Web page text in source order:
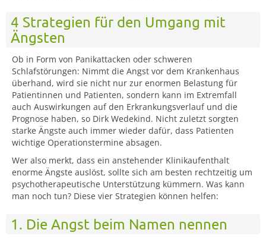
4 Strategien für den Umgang mit
Ängsten
Ob in Form von Panikattacken oder schweren
Schlafstörungen: Nimmt die Angst vor dem Krankenhaus
überhand, wird sie nicht nur zur enormen Belastung für
Patientinnen und Patienten, sondern kann im Extremfall
auch Auswirkungen auf den Erkrankungsverlauf und die
Prognose haben, so Dirk Wedekind. Nicht zuletzt sorgten
starke Ängste auch immer wieder dafür, dass Patienten
wichtige Operationstermine absagen.
Wer also merkt, dass ein anstehender Klinikaufenthalt
enorme Ängste auslöst, sollte sich am besten rechtzeitig um
psychotherapeutische Unterstützung kümmern. Was kann
man noch tun? Diese vier Strategien können helfen:
1. Die Angst beim Namen nennen